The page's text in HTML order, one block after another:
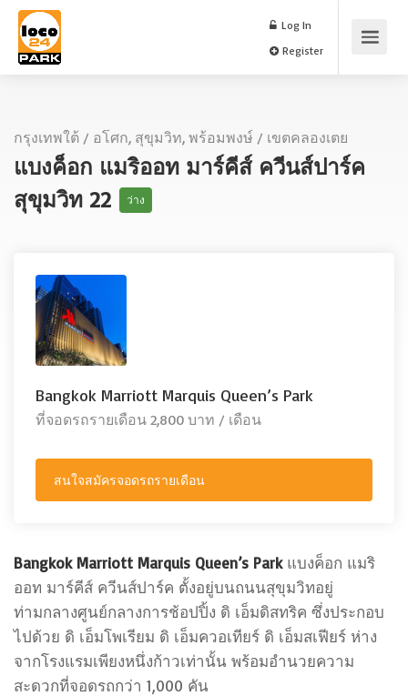
Log In
กรุงเทพใต้ / อโศก, สุขุมวิท, พร้อมพงษ์ / เขตคลองเตย
แบงค็อก แมริออท มาร์คีส์ ควีนส์ปาร์ค
สุขุมวิท 22
ว่าง
Bangkok Marriott Marquis Queen’s Park
ที่จอดรถรายเดือน 2,800 บาท / เดือน
สนใจสมัครจอดรถรายเดือน
Bangkok Marriott Marquis Queen’s Parkแบงค็อก แมริ
ออท มาร์คีส์ ควีนส์ปาร์ค ตั้งอยู่บนถนนสุขุมวิทอยู่
ท่ามกลางศูนย์กลางการช้อปปิ้ง ดิ เอ็มดิสทริค ซึ่งประกอบ
ไปด้วย ดิ เอ็มโพเรียม ดิ เอ็มควอเทียร์ ดิ เอ็มสเฟียร์ ห่าง
จากโรงแรมเพียงหนึ่งก้าวเท่านั้น พร้อมอำนวยความ
สะดวกที่จอดรถกว่า 1,000 คัน